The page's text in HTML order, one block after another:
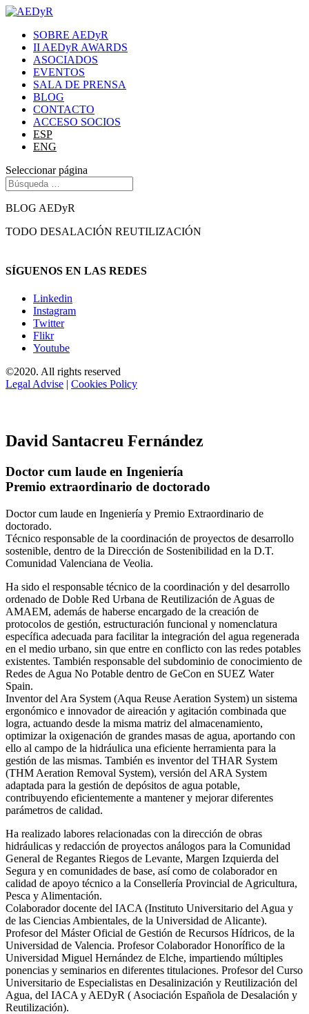
SOBRE AEDyR
II AEDyR AWARDS
ASOCIADOS
EVENTOS
SALA DE PRENSA
BLOG
CONTACTO
ACCESO SOCIOS
ESP
ENG
Seleccionar página
BLOG AEDyR
TODO DESALACIÓN REUTILIZACIÓN
SÍGUENOS EN LAS REDES
Linkedin
Instagram
Twitter
Flikr
Youtube
©2020. All rights reserved
Legal Advise | Cookies Policy
David Santacreu Fernández
Doctor cum laude en Ingeniería
Premio extraordinario de doctorado
Doctor cum laude en Ingeniería y Premio Extraordinario de
doctorado.
Técnico responsable de la coordinación de proyectos de desarrollo
sostenible, dentro de la Dirección de Sostenibilidad en la D.T.
Comunidad Valenciana de Veolia.
Ha sido el responsable técnico de la coordinación y del desarrollo
ordenado de Doble Red Urbana de Reutilización de Aguas de
AMAEM, además de haberse encargado de la creación de
protocolos de gestión, estructuración funcional y nomenclatura
específica adecuada para facilitar la integración del agua regenerada
en el medio urbano, sin que entre en conflicto con las redes potables
existentes. También responsable del subdominio de conocimiento de
Redes de Agua No Potable dentro de GeCon en SUEZ Water
Spain.
Inventor del Ara System (Aqua Reuse Aeration System) un sistema
ergonómico e innovador de aireación y agitación combinada que
logra, actuando desde la misma matriz del almacenamiento,
optimizar la oxigenación de grandes masas de agua, aportando con
ello al campo de la hidráulica una eficiente herramienta para la
gestión de las mismas. También es inventor del THAR System
(THM Aeration Removal System), versión del ARA System
adaptada para la gestión de depósitos de agua potable,
contribuyendo eficientemente a mantener y mejorar diferentes
parámetros de calidad.
Ha realizado labores relacionadas con la dirección de obras
hidráulicas y redacción de proyectos análogos para la Comunidad
General de Regantes Riegos de Levante, Margen Izquierda del
Segura y en comunidades de base, así como de colaborador en
calidad de apoyo técnico a la Consellería Provincial de Agricultura,
Pesca y Alimentación.
Colaborador docente del IACA (Instituto Universitario del Agua y
de las Ciencias Ambientales, de la Universidad de Alicante).
Profesor del Máster Oficial de Gestión de Recursos Hídricos, de la
Universidad de Valencia. Profesor Colaborador Honorífico de la
Universidad Miguel Hernández de Elche, impartiendo múltiples
ponencias y seminarios en diferentes titulaciones. Profesor del Curso
Universitario de Especialistas en Desalinización y Reutilización del
Agua, del IACA y AEDyR ( Asociación Española de Desalación y
Reutilización).